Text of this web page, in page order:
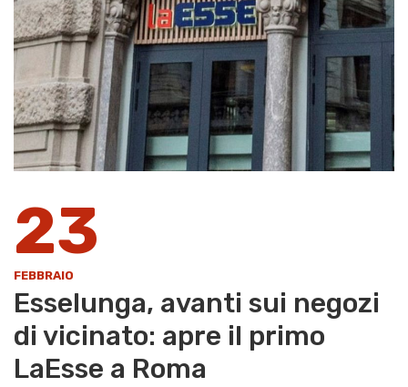
23
FEBBRAIO
Esselunga, avanti sui negozi
di vicinato: apre il primo
LaEsse a Roma